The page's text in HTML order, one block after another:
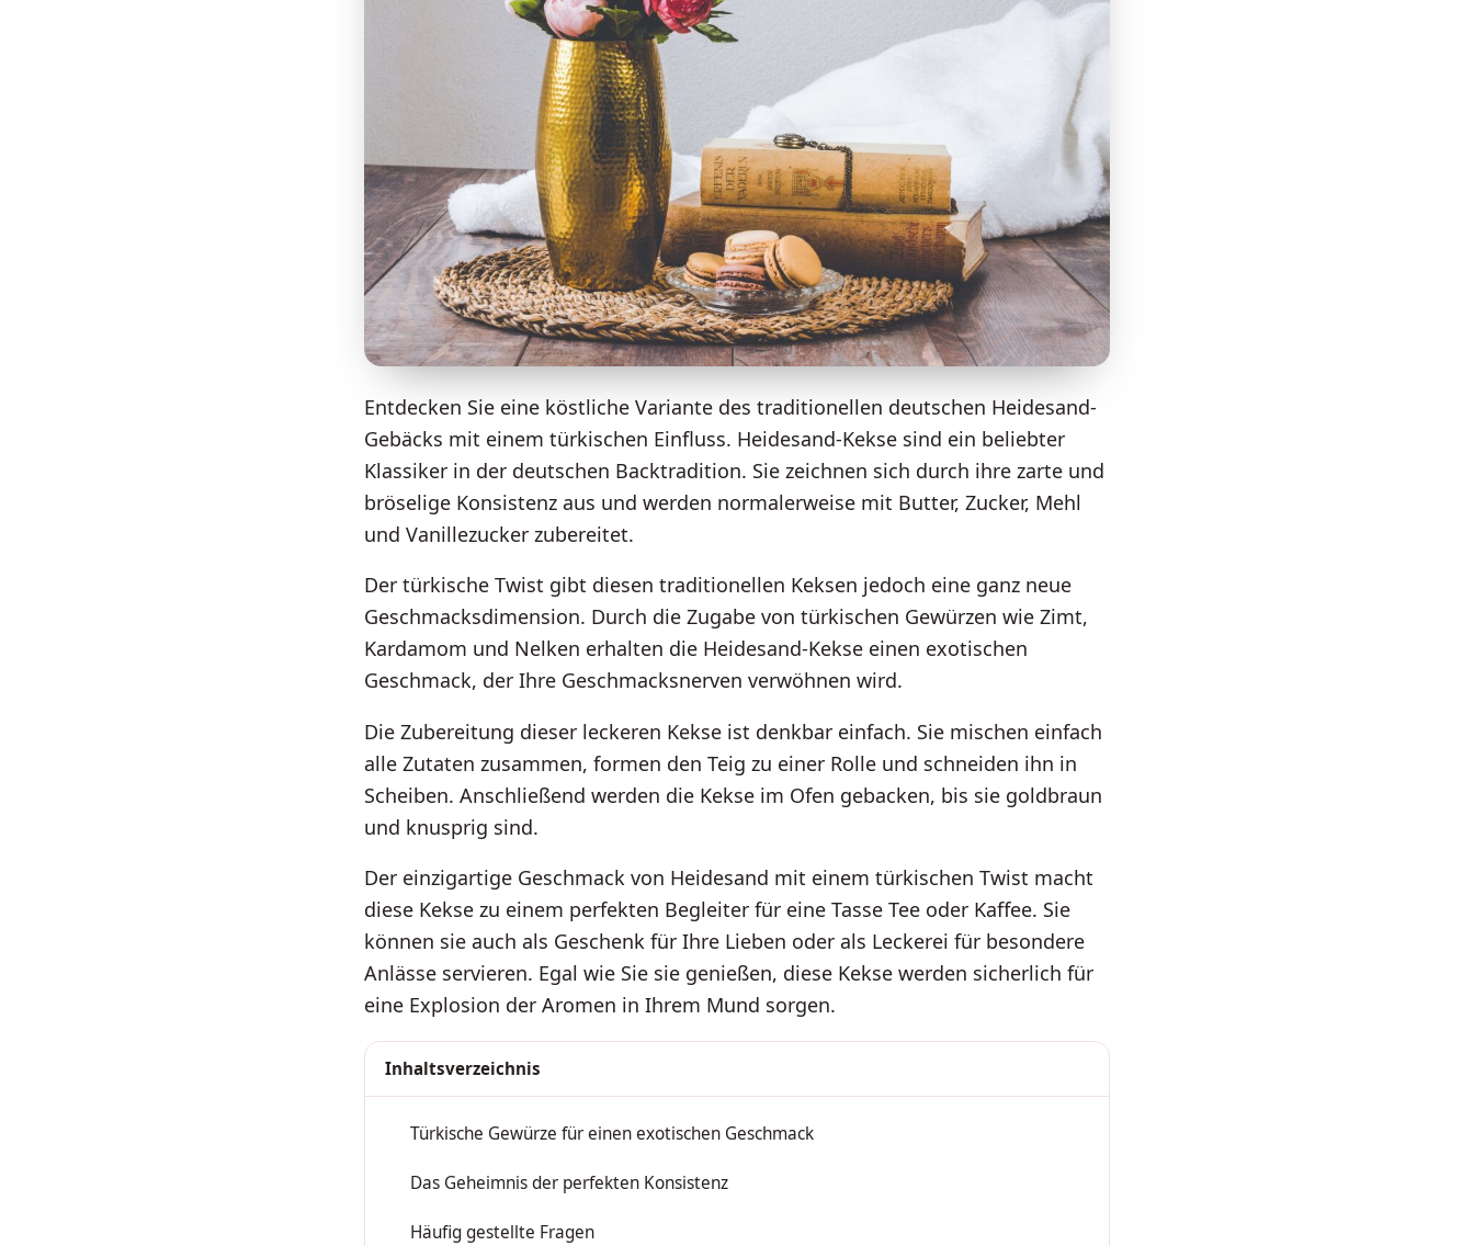
Entdecken Sie eine köstliche Variante des traditionellen deutschen Heidesand-
Gebäcks mit einem türkischen Einfluss. Heidesand-Kekse sind ein beliebter
Klassiker in der deutschen Backtradition. Sie zeichnen sich durch ihre zarte und
bröselige Konsistenz aus und werden normalerweise mit Butter, Zucker, Mehl
und Vanillezucker zubereitet.
Der türkische Twist gibt diesen traditionellen Keksen jedoch eine ganz neue
Geschmacksdimension. Durch die Zugabe von türkischen Gewürzen wie Zimt,
Kardamom und Nelken erhalten die Heidesand-Kekse einen exotischen
Geschmack, der Ihre Geschmacksnerven verwöhnen wird.
Die Zubereitung dieser leckeren Kekse ist denkbar einfach. Sie mischen einfach
alle Zutaten zusammen, formen den Teig zu einer Rolle und schneiden ihn in
Scheiben. Anschließend werden die Kekse im Ofen gebacken, bis sie goldbraun
und knusprig sind.
Der einzigartige Geschmack von Heidesand mit einem türkischen Twist macht
diese Kekse zu einem perfekten Begleiter für eine Tasse Tee oder Kaffee. Sie
können sie auch als Geschenk für Ihre Lieben oder als Leckerei für besondere
Anlässe servieren. Egal wie Sie sie genießen, diese Kekse werden sicherlich für
eine Explosion der Aromen in Ihrem Mund sorgen.
Inhaltsverzeichnis
Türkische Gewürze für einen exotischen Geschmack
Das Geheimnis der perfekten Konsistenz
Häufig gestellte Fragen